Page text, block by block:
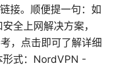
接。顺便提一句：如
全上网解决方案，
，点击即可了解详细
形式：NordVPN -